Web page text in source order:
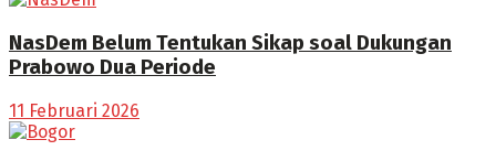
NasDem Belum Tentukan Sikap soal Dukungan
Prabowo Dua Periode
11 Februari 2026